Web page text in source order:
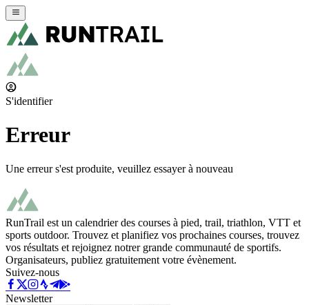
S'identifier
Erreur
Une erreur s'est produite, veuillez essayer à nouveau
RunTrail est un calendrier des courses à pied, trail, triathlon, VTT et
sports outdoor. Trouvez et planifiez vos prochaines courses, trouvez
vos résultats et rejoignez notrer grande communauté de sportifs.
Organisateurs, publiez gratuitement votre évènement.
Suivez-nous
Newsletter